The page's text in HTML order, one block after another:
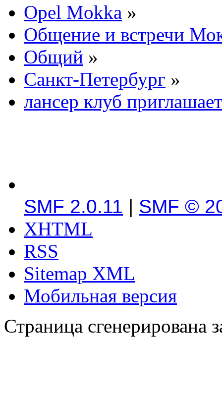
Opel Mokka »
Общение и встречи
Общий »
Санкт-Петербург »
лансер клуб
SMF 2.0.11 | SMF ©
XHTML
RSS
Sitemap XML
Мобильная версия
Страница сгенерирована